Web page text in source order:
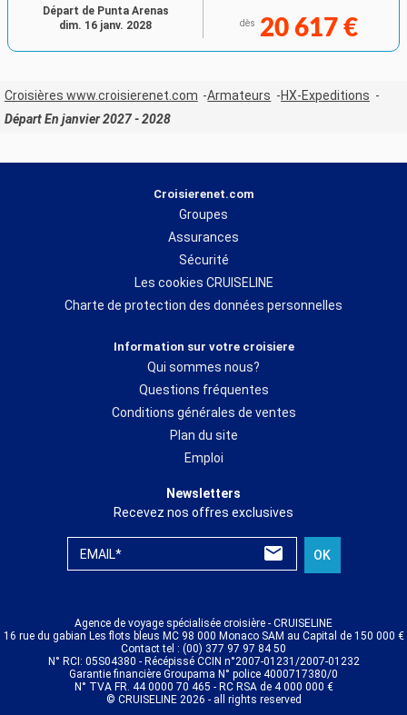
dès 20 617 €
Départ de Punta Arenas
dim. 16 janv. 2028
Croisières www.croisierenet.com Armateurs
HX-Expeditions
Départ En janvier 2027 - 2028
Croisierenet.com
Groupes
Assurances
Sécurité
Les cookies CRUISELINE
Charte de protection des données personnelles
Information sur votre croisiere
Qui sommes nous?
Questions fréquentes
Conditions générales de ventes
Plan du site
Emploi
Newsletters
Recevez nos offres exclusives
EMAIL* OK
Agence de voyage spécialisée croisière - CRUISELINE
16 rue du gabian Les flots bleus MC 98 000 Monaco SAM au Capital de 150 000 €
Contact tel : (00) 377 97 97 84 50
N° RCI: 05S04380 - Récépissé CCIN n°2007-01231/2007-01232
Garantie financière Groupama N° police 4000717380/0
N° TVA FR. 44 0000 70 465 - RC RSA de 4 000 000 €
© CRUISELINE 2026 - all rights reserved